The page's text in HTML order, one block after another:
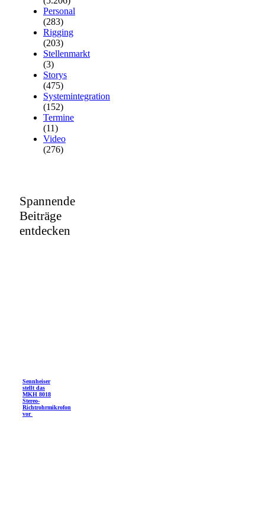
Personal
(283)
Rigging
(203)
Stellenmarkt
(3)
Storys
(475)
Systemintegration
(152)
Termine
(11)
Video
(276)
Spannende
Beiträge
entdecken
Sennheiser
stellt das
MKH 8018
Stereo-
Richtrohrmikrofon
vor